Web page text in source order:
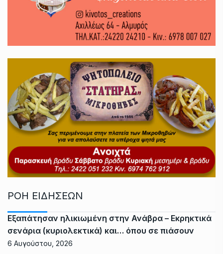
ΡΟΗ ΕΙΔΗΣΕΩΝ
Εξαπάτησαν ηλικιωμένη στην Ανάβρα – Εκρηκτικά
σενάρια (κυριολεκτικά) και… όπου σε πιάσουν
6 Αυγούστου, 2026